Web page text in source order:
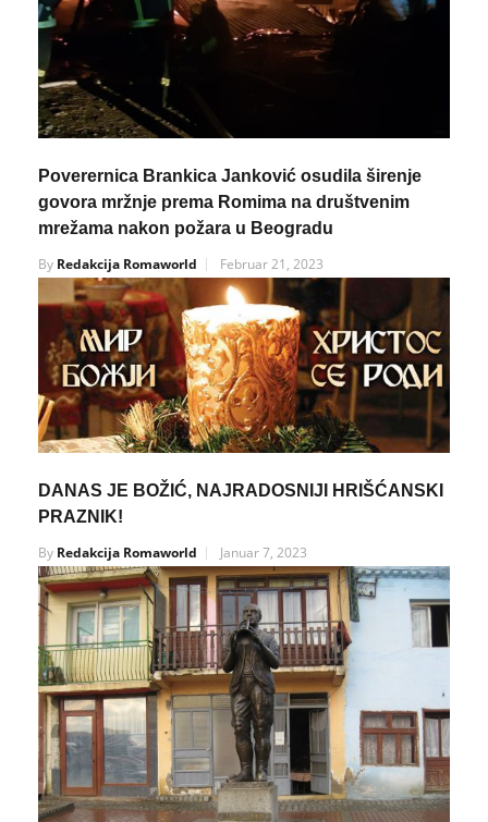
Poverernica Brankica Janković osudila širenje
govora mržnje prema Romima na društvenim
mrežama nakon požara u Beogradu
By Redakcija Romaworld Februar 21, 2023
DANAS JE BOŽIĆ, NAJRADOSNIJI HRIŠĆANSKI
PRAZNIK!
By Redakcija Romaworld Januar 7, 2023